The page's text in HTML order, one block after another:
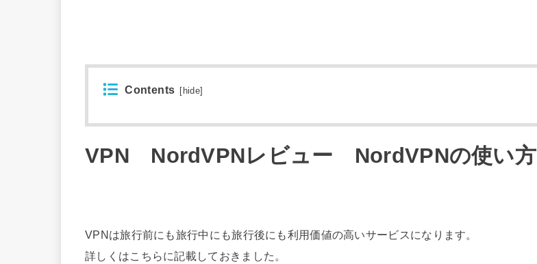
Contents [ hide]
VPN NordVPNレビュー NordVPNの使い方
VPNは旅行前にも旅行中にも旅行後にも利用価値の高いサービスになります。
詳しくはこちらに記載しておきました。